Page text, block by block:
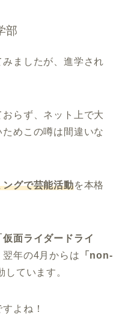
部
ましたが、進学され
らず、ネット上で大
めこの噂は間違いな
ングで芸能活動を本格
仮面ライダードライ
年の4月からは 「non-
しています。
よね！